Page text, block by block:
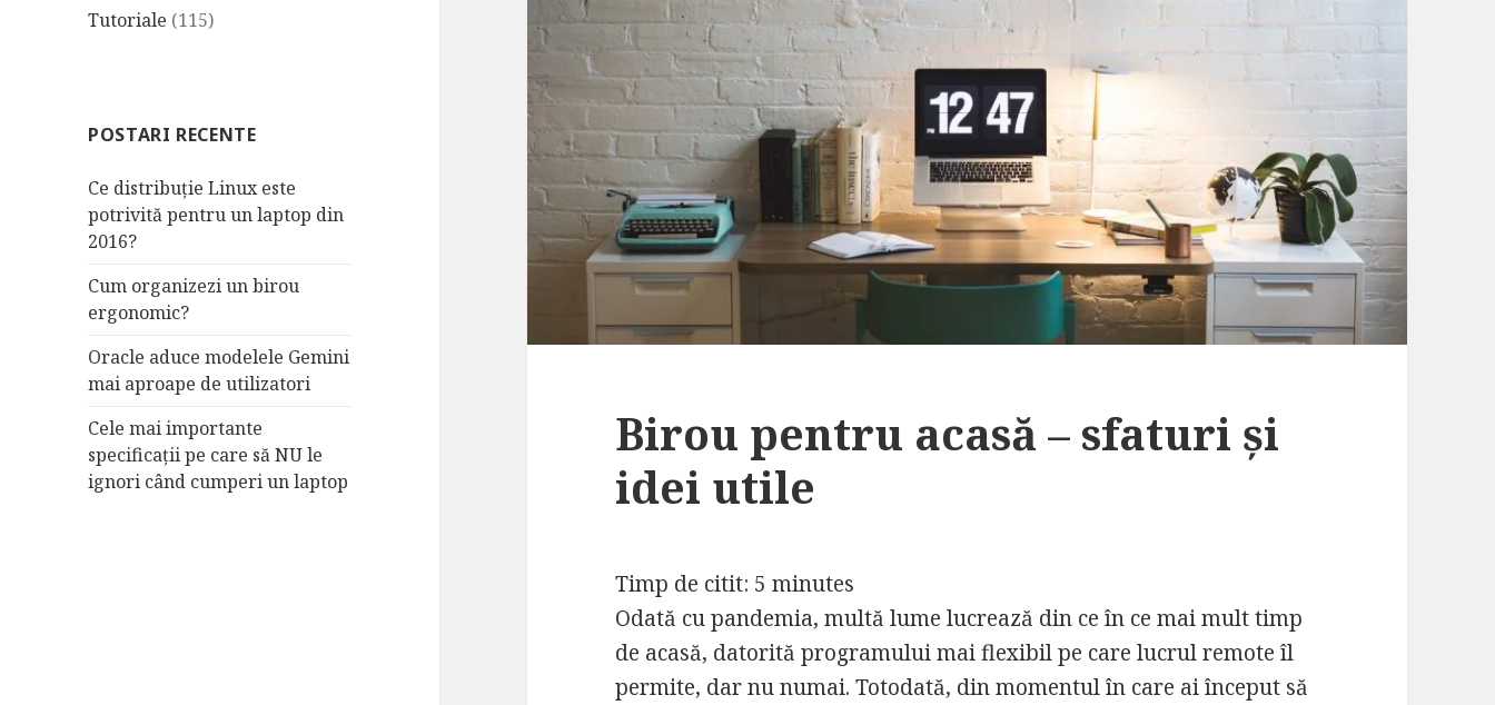
Tutoriale (115)
POSTARI RECENTE
Ce distribuție Linux este
potrivită pentru un laptop din
2016?
Cum organizezi un birou
ergonomic?
Oracle aduce modelele Gemini
mai aproape de utilizatori
Cele mai importante
specificații pe care să NU le
ignori când cumperi un laptop
Birou pentru acasă – sfaturi și
idei utile
Timp de citit: 5 minutes
Odată cu pandemia, multă lume lucrează din ce în ce mai mult timp
de acasă, datorită programului mai flexibil pe care lucrul remote îl
permite, dar nu numai. Totodată, din momentul în care ai început să